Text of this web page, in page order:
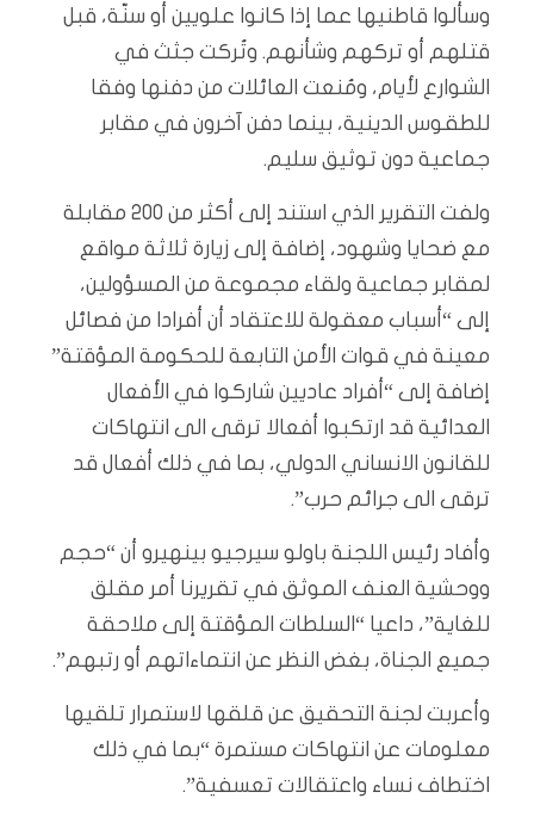
وسألوا قاطنيها عما إذا كانوا علويين أو سنّة، قبل
قتلهم أو تركهم وشأنهم. وتُركت جثث في
الشوارع لأيام، ومُنعت العائلات من دفنها وفقا
للطقوس الدينية، بينما دفن آخرون في مقابر
جماعية دون توثيق سليم.
ولفت التقرير الذي استند إلى أكثر من 200 مقابلة
مع ضحايا وشهود، إضافة إلى زيارة ثلاثة مواقع
لمقابر جماعية ولقاء مجموعة من المسؤولين،
إلى “أسباب معقولة للاعتقاد أن أفرادا من فصائل
معينة في قوات الأمن التابعة للحكومة المؤقتة”
إضافة إلى “أفراد عاديين شاركوا في الأفعال
العدائية قد ارتكبوا أفعالا ترقى الى انتهاكات
للقانون الانساني الدولي، بما في ذلك أفعال قد
ترقى الى جرائم حرب”.
وأفاد رئيس اللجنة باولو سيرجيو بينهيرو أن “حجم
ووحشية العنف الموثق في تقريرنا أمر مقلق
للغاية”، داعيا “السلطات المؤقتة إلى ملاحقة
جميع الجناة، بغض النظر عن انتماءاتهم أو رتبهم”.
وأعربت لجنة التحقيق عن قلقها لاستمرار تلقيها
معلومات عن انتهاكات مستمرة “بما في ذلك
اختطاف نساء واعتقالات تعسفية”.